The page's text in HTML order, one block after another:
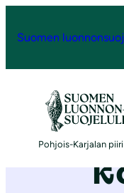
Suomen
Pohjois-Karjalan piiri